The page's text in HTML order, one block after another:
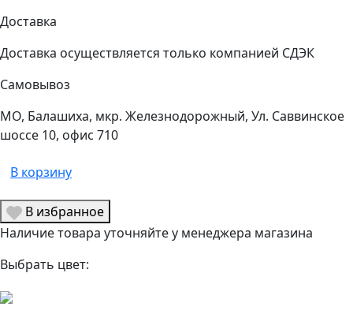
Доставка
Доставка осуществляется только компанией СДЭК
Самовывоз
МО, Балашиха, мкр. Железнодорожный, Ул. Саввинское
шоссе 10, офис 710
В корзину
В избранное
Наличие товара уточняйте у менеджера магазина
Выбрать цвет: